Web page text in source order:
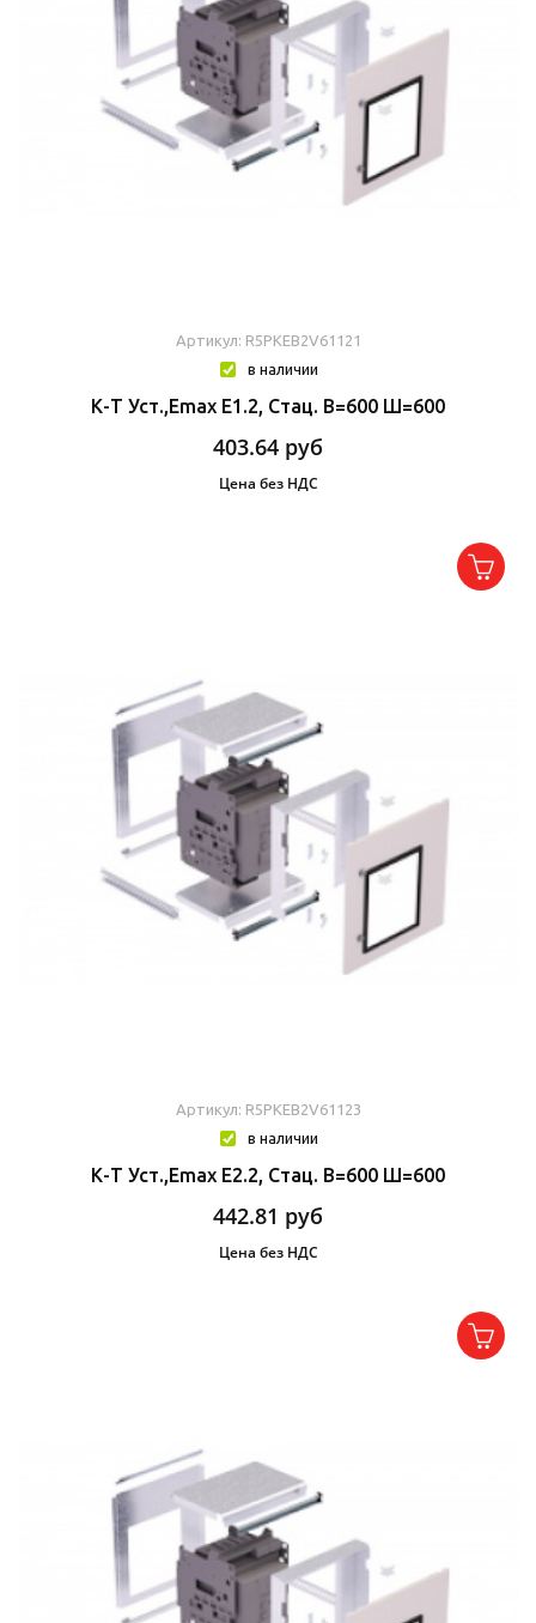
Артикул: R5PKEB2V61121
в наличии
К-Т Уст.,Emax E1.2, Стац. В=600 Ш=600
403.64 руб
Цена без НДС
Артикул: R5PKEB2V61123
в наличии
К-Т Уст.,Emax E2.2, Стац. В=600 Ш=600
442.81 руб
Цена без НДС